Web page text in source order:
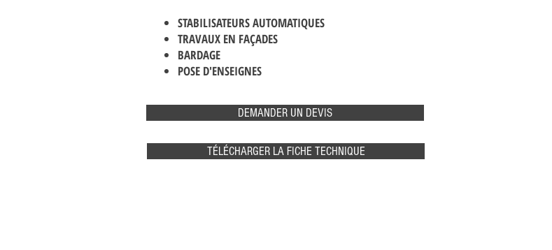
STABILISATEURS AUTOMATIQUES
TRAVAUX EN FAÇADES
BARDAGE
POSE D'ENSEIGNES
DEMANDER UN DEVIS
TÉLÉCHARGER LA FICHE TECHNIQUE